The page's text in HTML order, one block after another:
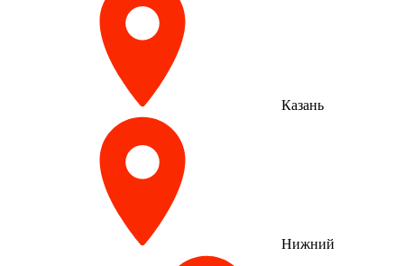
Казань
Нижний